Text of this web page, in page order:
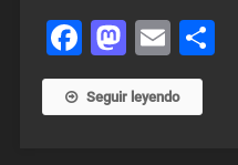
FacebookEmail
Seguir leyendo